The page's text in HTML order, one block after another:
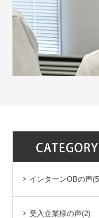
インターンOBの声
受入企業様の声(2)